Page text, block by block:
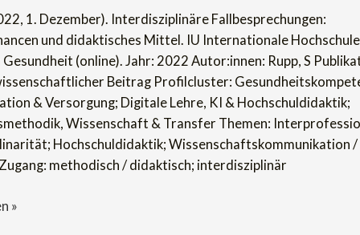
1. Dezember). Interdisziplinäre Fallbesprechungen:
und didaktisches Mittel. IU Internationale
(online). Jahr: 2022 Autor:innen: Rupp, S
Beitrag Profilcluster:
& Versorgung; Digitale Lehre, KI & Hochschuldidaktik;
Wissenschaft & Transfer Themen:
Hochschuldidaktik; Wissenschaftskommunikation
methodisch / didaktisch; interdisziplinär
»